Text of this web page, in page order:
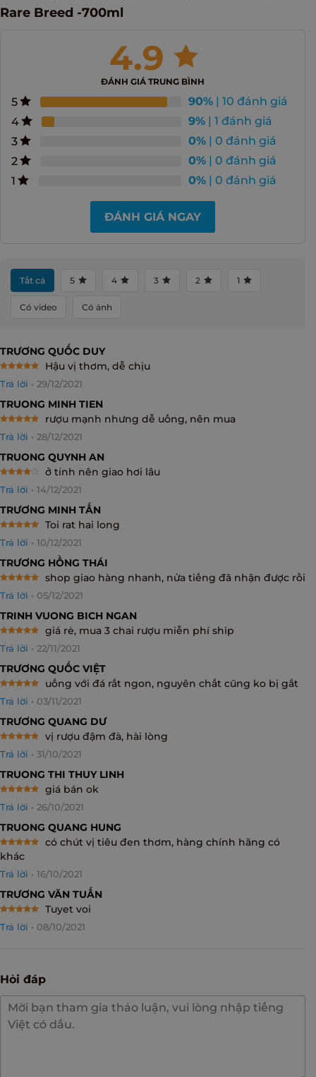
Rare Breed -700ml
4.9
ĐÁNH GIÁ TRUNG BÌNH
5 90% | 10 đánh giá
4
9% | 1 đánh giá
3
0% | 0 đánh giá
2
0% | 0 đánh giá
1
0% | 0 đánh giá
ĐÁNH GIÁ NGAY
Tất cả 5 4 3 2 1
Có video Có ảnh
TRƯƠNG QUỐC DUY
out of 5
Hậu vị thơm, dễ chịu
Trả lời • 29/12/2021
TRUONG MINH TIEN
out of 5
rượu mạnh nhưng dễ uống, nên mua
Trả lời • 28/12/2021
TRUONG QUYNH AN
out of 5
ở tỉnh nên giao hơi lâu
Trả lời • 14/12/2021
TRƯƠNG MINH TẤN
out of 5
Toi rat hai long
Trả lời • 10/12/2021
TRƯƠNG HỒNG THÁI
out of 5
shop giao hàng nhanh, nửa tiếng đã nhận được rồi
Trả lời • 05/12/2021
TRINH VUONG BICH NGAN
out of 5
giá rẻ, mua 3 chai rượu miễn phí ship
Trả lời • 22/11/2021
TRƯƠNG QUỐC VIỆT
out of 5
uống với đá rất ngon, nguyên chất cũng ko bị gắt
Trả lời • 03/11/2021
TRƯƠNG QUANG DƯ
out of 5
vị rượu đậm đà, hài lòng
Trả lời • 31/10/2021
TRUONG THI THUY LINH
out of 5
giá bán ok
Trả lời • 26/10/2021
TRUONG QUANG HUNG
Rated5
out of 5
có chút vị tiêu đen thơm, hàng chính hãng có
khác
Trả lời • 16/10/2021
TRƯƠNG VĂN TUẤN
out of 5
Tuyet voi
Trả lời • 08/10/2021
Hỏi đáp